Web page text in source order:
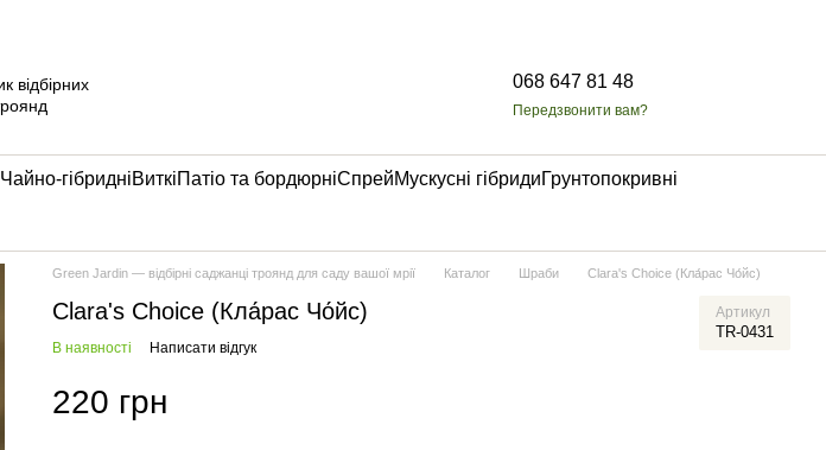
068 647 81 48
Передзвонити вам?
Чайно-гібридніВиткіПатіо та бордюрніСпрейМускусні гібридиГрунтопокривні
Green Jardin — відбірні саджанці троянд для саду вашої мрії Каталог Шраби Clara's Choice (Кла́рас Чо́йс)
Clara's Choice (Кла́рас Чо́йс) Артикул
TR-0431
В наявності Написати відгук
220 грн